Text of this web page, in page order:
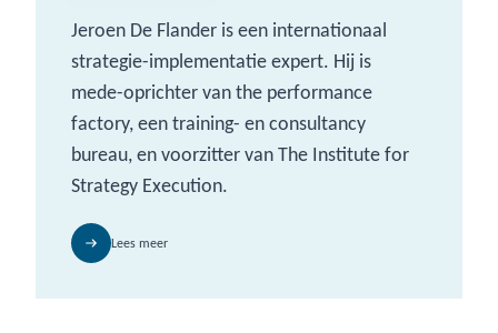
Jeroen De Flander is een internationaal
strategie-implementatie expert. Hij is
mede-oprichter van the performance
factory, een training- en consultancy
bureau, en voorzitter van The Institute for
Strategy Execution.
Lees meer